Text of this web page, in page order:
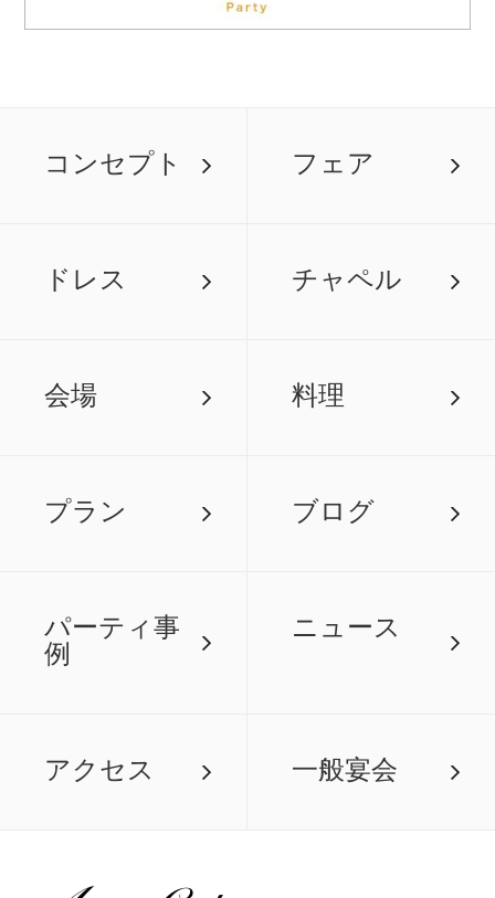
コンセプト フェア
ドレス チャペル
会場 料理
プラン ブログ
パーティ事
例
ニュース
アクセス 一般宴会